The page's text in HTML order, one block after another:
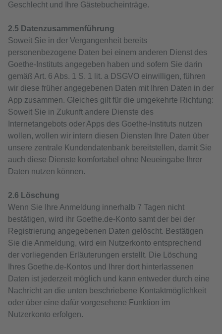
Geschlecht und Ihre Gästebucheinträge.
2.5 Datenzusammenführung
Soweit Sie in der Vergangenheit bereits
personenbezogene Daten bei einem anderen Dienst des
Goethe-Instituts angegeben haben und sofern Sie darin
gemäß Art. 6 Abs. 1 S. 1 lit. a DSGVO einwilligen, führen
wir diese früher angegebenen Daten mit Ihren Daten in der
App zusammen. Gleiches gilt für die umgekehrte Richtung:
Soweit Sie in Zukunft andere Dienste des
Internetangebots oder Apps des Goethe-Instituts nutzen
wollen, wollen wir intern diesen Diensten Ihre Daten über
unsere zentrale Kundendatenbank bereitstellen, damit Sie
auch diese Dienste komfortabel ohne Neueingabe Ihrer
Daten nutzen können.
2.6 Löschung
Wenn Sie Ihre Anmeldung innerhalb 7 Tagen nicht
bestätigen, wird ihr Goethe.de-Konto samt der bei der
Registrierung angegebenen Daten gelöscht. Bestätigen
Sie die Anmeldung, wird ein Nutzerkonto entsprechend
der vorliegenden Erläuterungen erstellt. Die Löschung
Ihres Goethe.de-Kontos und Ihrer dort hinterlassenen
Daten ist jederzeit möglich und kann entweder durch eine
Nachricht an die unten beschriebene Kontaktmöglichkeit
oder über eine dafür vorgesehene Funktion im
Nutzerkonto erfolgen.